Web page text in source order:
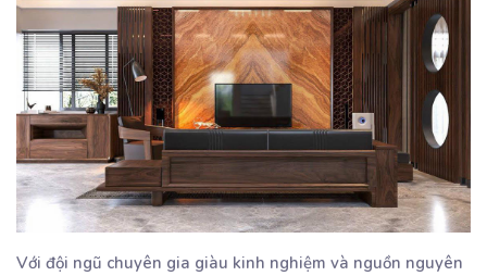
Với đội ngũ chuyên gia giàu kinh nghiệm và nguồn nguyên